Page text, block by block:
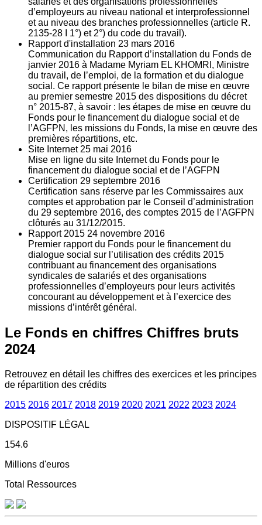
d’employeurs au niveau national et interprofessionnel
et au niveau des branches professionnelles (article R.
2135‐28 I 1°) et 2°) du code du travail).
Rapport d'installation 23 mars 2016
Communication du Rapport d’installation du Fonds de
janvier 2016 à Madame Myriam EL KHOMRI, Ministre
du travail, de l’emploi, de la formation et du dialogue
social. Ce rapport présente le bilan de mise en œuvre
au premier semestre 2015 des dispositions du décret
n° 2015-87, à savoir : les étapes de mise en œuvre du
Fonds pour le financement du dialogue social et de
l’AGFPN, les missions du Fonds, la mise en œuvre des
premières répartitions, etc.
Site Internet 25 mai 2016
Mise en ligne du site Internet du Fonds pour le
financement du dialogue social et de l’AGFPN
Certification 29 septembre 2016
Certification sans réserve par les Commissaires aux
comptes et approbation par le Conseil d’administration
du 29 septembre 2016, des comptes 2015 de l’AGFPN
clôturés au 31/12/2015.
Rapport 2015 24 novembre 2016
Premier rapport du Fonds pour le financement du
dialogue social sur l’utilisation des crédits 2015
contribuant au financement des organisations
syndicales de salariés et des organisations
professionnelles d’employeurs pour leurs activités
concourant au développement et à l’exercice des
missions d’intérêt général.
Le Fonds en chiffres Chiffres bruts
2024
Retrouvez en détail les chiffres des exercices et les principes
de répartition des crédits
2015 2016 2017 2018 2019 2020 2021 2022 2023 2024
DISPOSITIF LÉGAL
154.6
Millions d'euros
Total Ressources